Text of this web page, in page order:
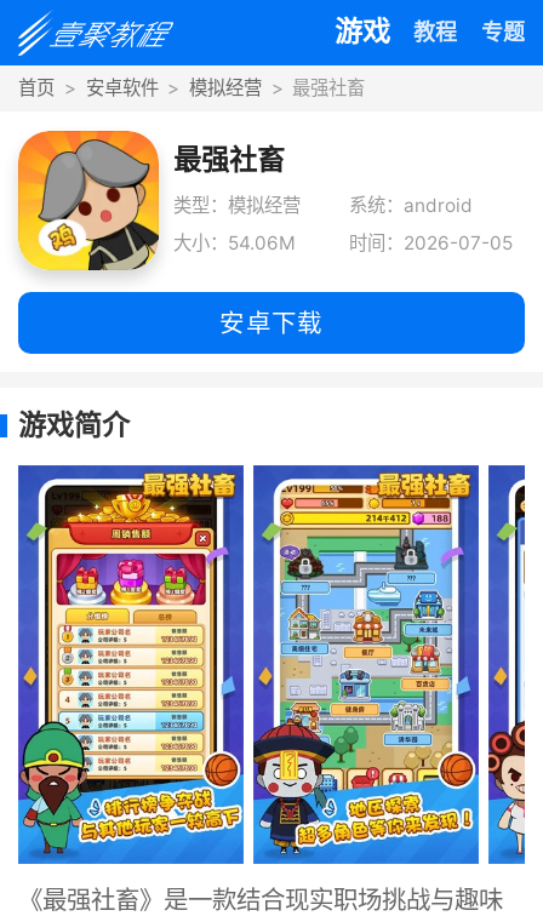
游戏 教程 专题
首页 安卓软件 模拟经营 最强社畜
最强社畜
类型：模拟经营
系统：android
大小：54.06M
时间：2026-07-05
安卓下载
游戏简介
《最强社畜》是一款结合现实职场挑战与趣味